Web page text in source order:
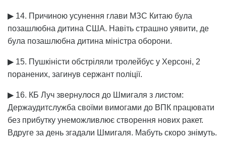
▶ 14. Причиною усунення глави МЗС Китаю була
позашлюбна дитина США. Навіть страшно уявити, де
була позашлюбна дитина міністра оборони.
▶ 15. Пушкіністи обстріляли тролейбус у Херсоні, 2
поранених, загинув сержант поліції.
▶ 16. КБ Луч звернулося до Шмигаля з листом:
Держаудитслужба своїми вимогами до ВПК працювати
без прибутку унеможливлює створення нових ракет.
Вдруге за день згадали Шмигаля. Мабуть скоро знімуть.